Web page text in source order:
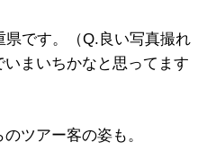
県です。（Q.良い写真撮れ
まいちかなと思ってます
ツアー客の姿も。